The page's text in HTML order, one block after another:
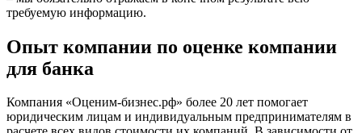
требуемую информацию.
Опыт компании по оценке компании
для банка
Компания «Оценим-бизнес.рф» более 20 лет помогает
юридическим лицам и индивидуальным предпринимателям в
Волжский
Волоколамск
Волосово
Вольск
Воркута